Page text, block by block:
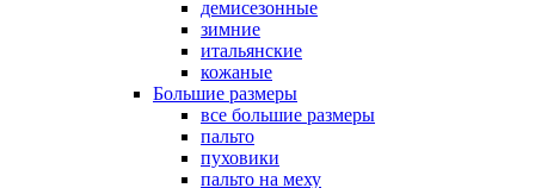
демисезонные
зимние
итальянские
кожаные
Большие размеры
все большие размеры
пальто
пуховики
пальто на меху